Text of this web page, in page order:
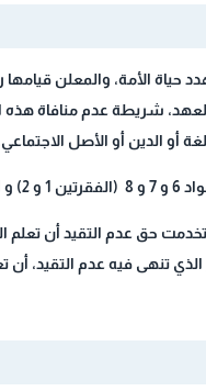
حياة الأمة، والمعلن
شريطة عدم منافاة هذه
أو الدين أو الأصل
حق عدم التقيد أن تعلم
الذي تنهى فيه عدم التقيد،